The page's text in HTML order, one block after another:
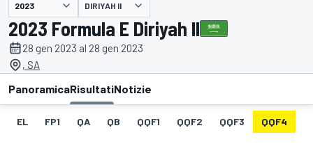
presentato da DIRIYAH II
2023 Formula E Diriyah II
28 gen 2023 al 28 gen 2023
, SA
PanoramicaRisultatiNotizie
EL FP1 QA QB QQF1 QQF2 QQF3 QQF4